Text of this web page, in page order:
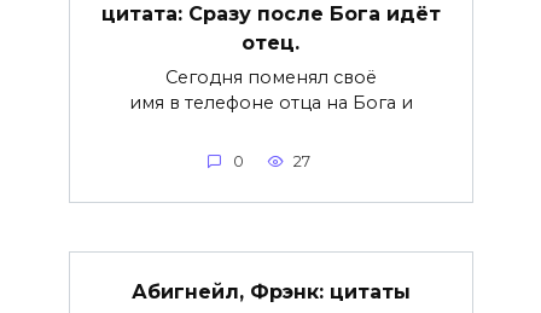
цитата: Сразу после Бога идёт
отец.
Сегодня поменял своё
имя в телефоне отца на Бога и
0 27
Абигнейл, Фрэнк: цитаты